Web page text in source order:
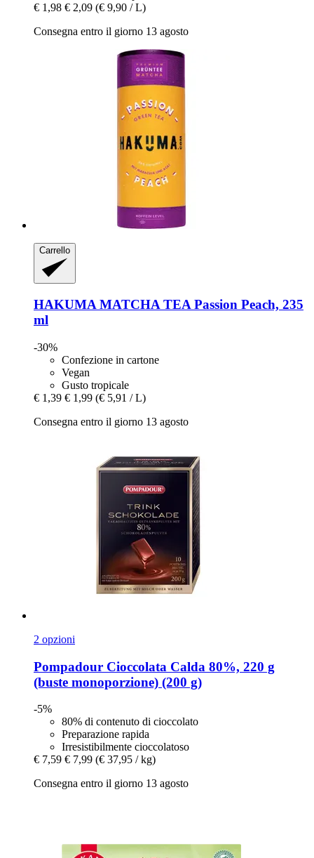
€ 1,98 € 2,09 (€ 9,90 / L)
Consegna entro il giorno 13 agosto
Carrello
HAKUMA MATCHA TEA Passion Peach, 235
ml
-30%
Confezione in cartone
Vegan
Gusto tropicale
€ 1,39 € 1,99 (€ 5,91 / L)
Consegna entro il giorno 13 agosto
2 opzioni
Pompadour Cioccolata Calda 80%, 220 g
(buste monoporzione) (200 g)
-5%
80% di contenuto di cioccolato
Preparazione rapida
Irresistibilmente cioccolatoso
€ 7,59 € 7,99 (€ 37,95 / kg)
Consegna entro il giorno 13 agosto